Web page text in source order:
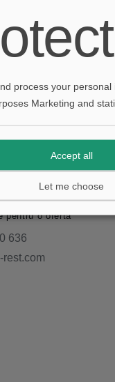
pentru o ofertă
636
rest.com
process your
Marketing and
Let me choose
Accept all